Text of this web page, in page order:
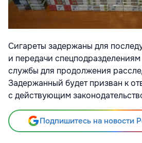
Сигареты задержаны для
и передачи
службы для продолжения
Задержанный будет призван к
с действующим
Подпишитесь на новости